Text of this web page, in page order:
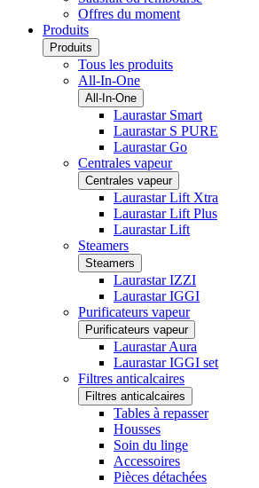
Offres du moment
Produits
Produits
Tous les produits
All-In-One
All-In-One
Laurastar Smart
Laurastar S PURE
Laurastar Go
Centrales vapeur
Centrales vapeur
Laurastar Lift Xtra
Laurastar Lift Plus
Laurastar Lift
Steamers
Steamers
Laurastar IZZI
Laurastar IGGI
Purificateurs vapeur
Purificateurs vapeur
Laurastar Aura
Laurastar IGGI set
Filtres anticalcaires
Filtres anticalcaires
Tables à repasser
Housses
Soin du linge
Accessoires
Pièces détachées